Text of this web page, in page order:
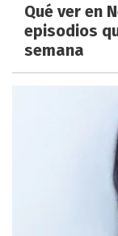
Qué ver en
episodios
semana